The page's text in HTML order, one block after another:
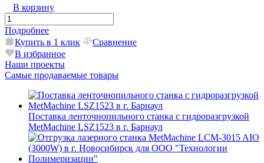
В корзину
Подробнее
Купить в 1 клик
Сравнение
В избранное
Наши проекты
Самые продаваемые товары
Поставка ленточнопильного станка c гидроразгрузкой
MetMachine LSZ1523 в г. Барнаул